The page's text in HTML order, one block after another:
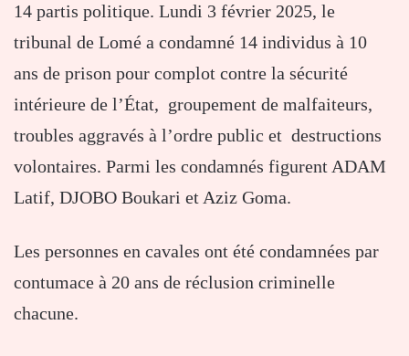
14 partis politique. Lundi 3 février 2025, le
tribunal de Lomé a condamné 14 individus à 10
ans de prison pour complot contre la sécurité
intérieure de l’État, groupement de malfaiteurs,
troubles aggravés à l’ordre public et destructions
volontaires. Parmi les condamnés figurent ADAM
Latif, DJOBO Boukari et Aziz Goma.
Les personnes en cavales ont été condamnées par
contumace à 20 ans de réclusion criminelle
chacune.